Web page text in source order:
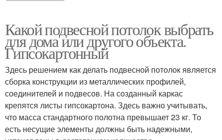
Какой подвесной потолок выбрать
для дома или другого объекта.
Гипсокартонный
Здесь решением как делать подвесной потолок является
сборка конструкции из металлических профилей,
соединителей и подвесов. На созданный каркас
крепятся листы гипсокартона. Здесь важно учитывать,
что масса стандартного полотна превышает 23 кг. То
есть несущие элементы должны быть надежными,